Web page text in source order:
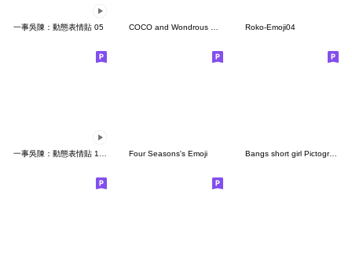
一事吳陳：動態表情貼 05 Roko-Emoji04
一事吳陳：動態表情貼 10 - 痛痛情緒人 Four Seasons's Emoji Bangs short girl Pictograph vol.05